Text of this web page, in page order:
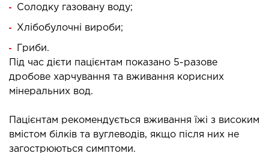
нейрохірургії
Солодку газовану воду;
Хлібобулочні вироби;
Гриби.
Під час дієти пацієнтам показано 5-разове
дробове харчування та вживання корисних
мінеральних вод.
Пацієнтам рекомендується вживання їжі з високим
вмістом білків та вуглеводів, якщо після них не
загострюються симптоми.